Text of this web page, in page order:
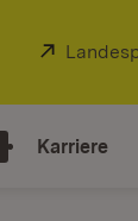
Extern:
Karriere